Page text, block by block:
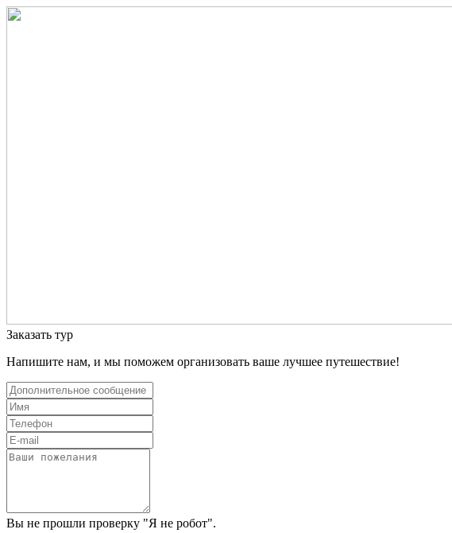
Заказать тур
Напишите нам, и мы поможем организовать ваше лучшее путешествие!
Вы не прошли проверку "Я не робот".